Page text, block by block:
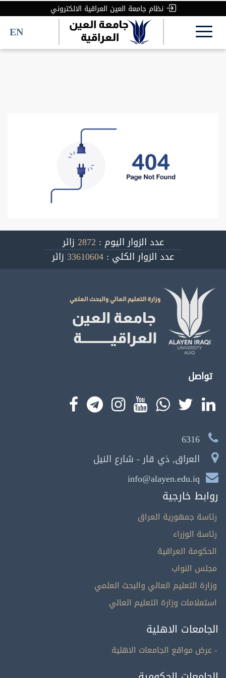
نظام جامعة العين العراقية الالكتروني
EN
نظام جامعة العين العراقية الالكتروني
EN
عدد الزوار اليوم : 2872 زائر
عدد الزوار الكلي : 33610604 زائر
تواصل
6316
العراق, ذي قار - شارع النيل
info@alayen.edu.iq
روابط خارجية
رئاسة جمهورية العراق
رئاسة الوزراء
الحكومة العراقية
مجلس النواب
وزارة التعليم العالي والبحث العلمي
استعلامات وزارة التعليم العالي
الجامعات الاهلية
- عرض مواقع الجامعات الاهلية